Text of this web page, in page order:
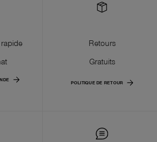
Retours
Gratuits
POLITIQUE DE RETOUR